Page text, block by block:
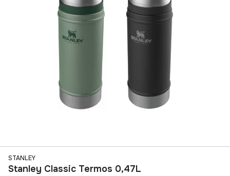
STANLEY
Stanley Classic Termos 0,47L